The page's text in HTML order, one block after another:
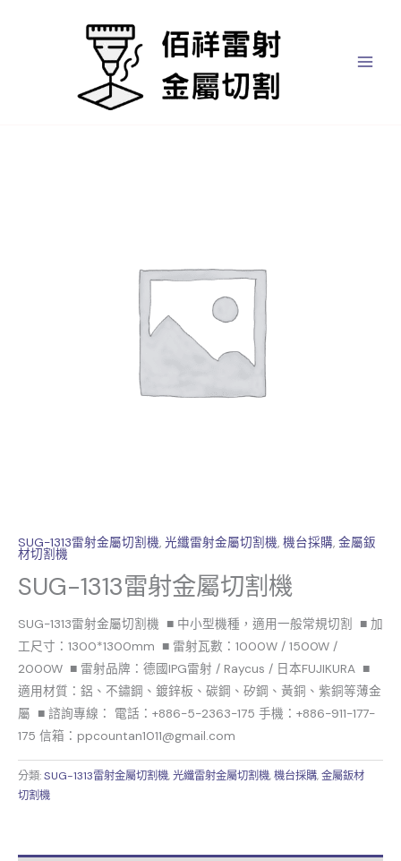
SUG-1313雷射金屬切割機, 光纖雷射金屬切割機, 機台採購, 金屬鈑
材切割機
SUG-1313雷射金屬切割機
SUG-1313雷射金屬切割機 ■ 中小型機種，適用一般常規切割 ■ 加
工尺寸：1300*1300mm ■ 雷射瓦數：1000W / 1500W /
2000W ■ 雷射品牌：德國IPG雷射 / Raycus / 日本FUJIKURA ■
適用材質：鋁、不鏽鋼、鍍鋅板、碳鋼、矽鋼、黃銅、紫銅等薄金
屬 ■ 諮詢專線： 電話：+886-5-2363-175 手機：+886-911-177-
175 信箱：ppcountan1011@gmail.com
分類:SUG-1313雷射金屬切割機,光纖雷射金屬切割機,機台採購,金屬鈑材
切割機